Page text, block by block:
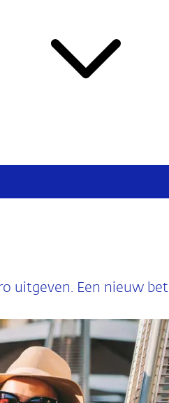
uitgeven. Een nieuw